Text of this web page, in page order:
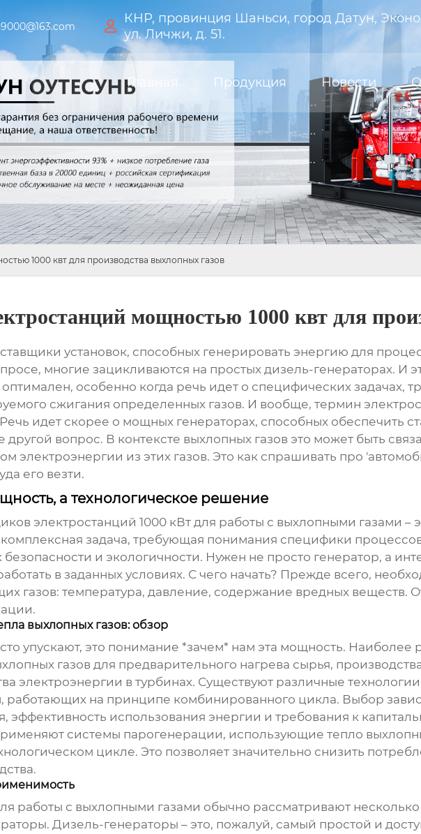

КНР, провинция Шаньси, город Датун,
ул. Личжи, д. 51.
Главная Продукция Новости
1000 квт для производства выхлопных газов
мощностью 1000 квт для
установок, способных генерировать энергию для
многие зацикливаются на простых дизель-генераторах. И
оптимален, особенно когда речь идет о специфических
сжигания определенных газов. И вообще, термин
идет скорее о мощных генераторах, способных обеспечить
другой вопрос. В контексте выхлопных газов это может быть
электроэнергии из этих газов. Это как спрашивать про
его везти.
а технологическое решение
электростанций 1000 кВтдля работы с выхлопными газами –
задача, требующая понимания специфики
безопасности и экологичности. Нужен не просто генератор, а
в заданных условиях. С чего начать? Прежде всего,
газов: температура, давление, содержание вредных веществ.
выхлопных газов: обзор
упускают, это понимание *зачем* нам эта мощность. Наиболее
газов для предварительного нагрева сырья,
электроэнергии в турбинах. Существуют различные
работающих на принципе комбинированного цикла. Выбор
эффективность использования энергии и требования к
системы парогенерации, использующие тепло
цикле. Это позволяет значительно снизить
работы с выхлопными газами обычно рассматривают
Дизель-генераторы – это, пожалуй, самый простой и